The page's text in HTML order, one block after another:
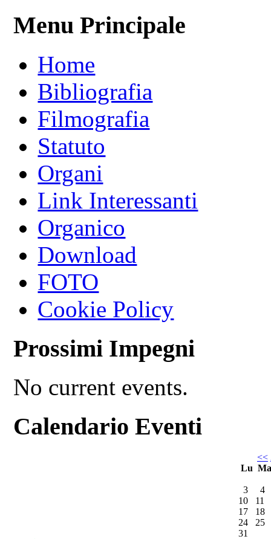
Menu Principale
Home
Bibliografia
Filmografia
Statuto
Organi
Link Interessanti
Organico
Download
FOTO
Cookie Policy
Prossimi Impegni
No current events.
Calendario Eventi
<<
Lu
3
4
10
11
17
18
24
25
31